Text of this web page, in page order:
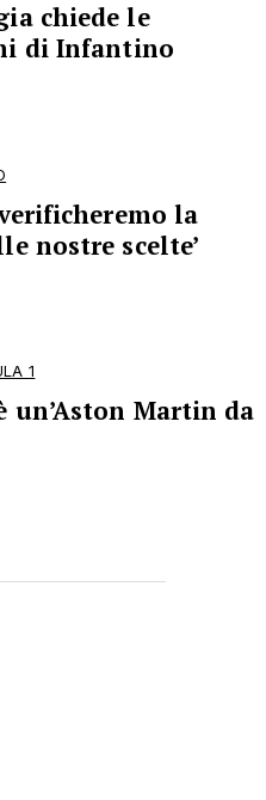
chiede le
di Infantino
la
nostre scelte’
1
un’Aston Martin da